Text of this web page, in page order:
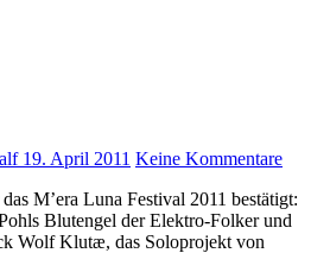
19. April 2011 Keine Kommentare
Blutengel der Elektro-Folker und
Wolf Klutæ, das Soloprojekt von